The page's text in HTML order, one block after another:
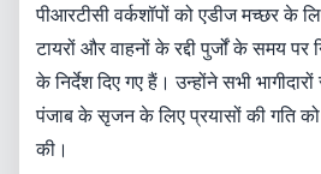
पीआरटीसी वर्कशॉपों को एडीज मच्छर के
टायरों और वाहनों के रद्दी पुर्जों के समय
के निर्देश दिए गए हैं। उन्होंने सभी
पंजाब के सृजन के लिए प्रयासों की गति
की।